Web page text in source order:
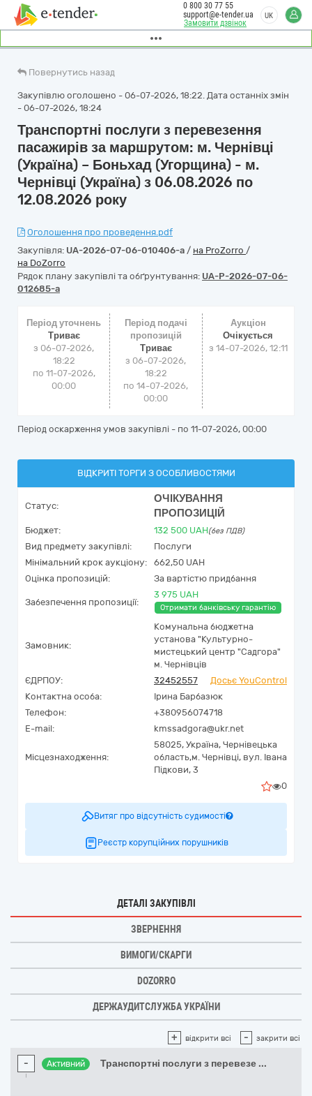
Замовити дзвінок
0 800 30 77 55
support@e-tender.ua
UK
Повернутись назад
Закупівлю оголошено - 06-07-2026, 18:22. Дата останніх змін
- 06-07-2026, 18:24
Транспортні послуги з перевезення
пасажирів за маршрутом: м. Чернівці
(Україна) – Боньхад (Угорщина) - м.
Чернівці (Україна) з 06.08.2026 по
12.08.2026 року
Оголошення про проведення.pdf
Закупівля: UA-2026-07-06-010406-a / на ProZorro /
на DoZorro
Рядок плану закупівлі та обґрунтування: UA-P-2026-07-06-
012685-a
Період уточнень
Триває
з 06-07-2026,
18:22
по 11-07-2026,
00:00
Період подачі
пропозицій
Триває
з 06-07-2026,
18:22
по 14-07-2026,
00:00
Аукціон
Очікується
з 14-07-2026, 12:11
Період оскарження умов закупівлі - по 11-07-2026, 00:00
ВІДКРИТІ ТОРГИ З ОСОБЛИВОСТЯМИ
Статус:
ОЧІКУВАННЯ
ПРОПОЗИЦІЙ
Бюджет: 132 500 UAH(без ПДВ)
Вид предмету закупівлі:
Послуги
Мінімальний крок аукціону:
662,50 UAH
Оцінка пропозицій:
За вартістю придбання
Забезпечення пропозиції:
3 975 UAH
Отримати банківську гарантію
Замовник:
Комунальна бюджетна
установа "Культурно-
мистецький центр "Садгора"
м. Чернівців
ЄДРПОУ:
32452557
Досьє YouControl
Контактна особа:
Ірина Барбазюк
Телефон:
+380956074718
E-mail:
kmssadgora@ukr.net
Місцезнаходження:
58025, Україна, Чернівецька
область,м. Чернівці, вул. Івана
Підкови, 3
0
Витяг про відсутність судимості
Реєстр корупційних порушників
ДЕТАЛІ ЗАКУПІВЛІ
ЗВЕРНЕННЯ
ВИМОГИ/СКАРГИ
DOZORRO
ДЕРЖАУДИТСЛУЖБА УКРАЇНИ
+ відкрити всі - закрити всі
- Активний Транспортні послуги з перевезе ...